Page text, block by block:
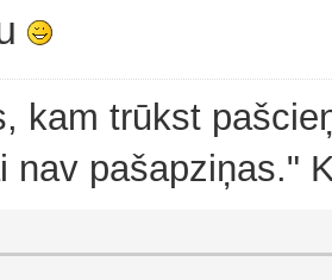
kam trūkst
nav pašapziņas."